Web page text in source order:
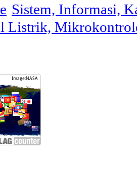
Sistem, Informasi,
Listrik,